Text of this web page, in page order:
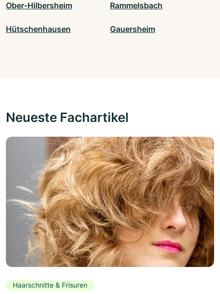
Ober-Hilbersheim Rammelsbach
Hütschenhausen Gauersheim
Neueste Fachartikel
Haarschnitte & Frisuren